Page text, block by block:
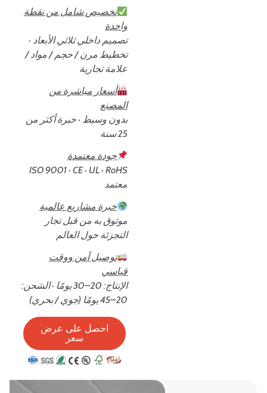
تخصيص شامل من نقطة
واحدة
تصميم داخلي ثلاثي الأبعاد ·
تخطيط مرن / حجم / مواد /
علامة تجارية
أسعار مباشرة من
المصنع
بدون وسيط · خبرة أكثر من
25 سنة
جودة معتمدة
ISO 9001 · CE · UL · RoHS
معتمد
خبرة مشاريع عالمية
موثوق به من قبل تجار
التجزئة حول العالم
توصيل آمن ووقت
قياسي
الإنتاج: 20–30 يومًا · الشحن:
20–45 يومًا (جوي / بحري)
احصل على عرض
سعر